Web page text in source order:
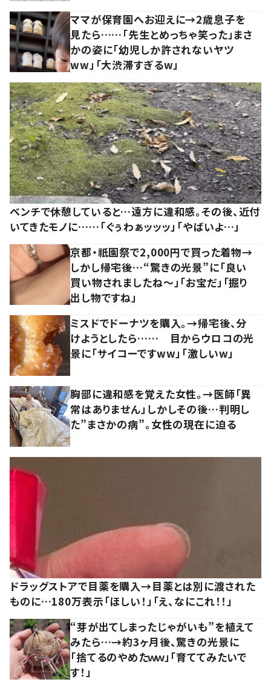
ママが保育園へお迎えに→2歳息子を
見たら……「先生とめっちゃ笑った」まさ
かの姿に「幼児しか許されないヤツ
ww」「大渋滞すぎるw」
ベンチで休憩していると…遠方に違和感。その後、近付
いてきたモノに……「ぐぅわぁッッッ」「やばいよ…」
京都・祇園祭で2,000円で買った着物→
しかし帰宅後…“驚きの光景”に「良い
買い物されましたね～」「お宝だ」「掘り
出し物ですね」
ミスドでドーナツを購入。→帰宅後、分
けようとしたら…… 目からウロコの光
景に「サイコーですww」「激しいw」
胸部に違和感を覚えた女性。→医師「異
常はありません」しかしその後…判明し
た”まさかの病”。女性の現在に迫る
ドラッグストアで目薬を購入→目薬とは別に渡された
ものに…180万表示「ほしい！」「え、なにこれ！！」
“芽が出てしまったじゃがいも”を植えて
みたら…→約3ヶ月後、驚きの光景に
「捨てるのやめたｗｗ」「育ててみたいで
す！」